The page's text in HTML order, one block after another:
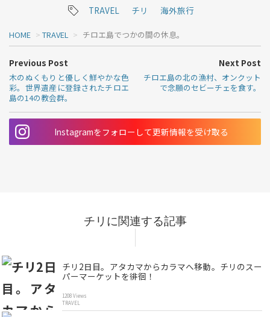
TRAVEL チリ 海外旅行
HOME > TRAVEL > チロエ島でつかの間の休息。
Previous Post
木のぬくもりと優しく鮮やかな色
彩。世界遺産に登録されたチロエ
島の14の教会群。
Next Post
チロエ島の北の漁村、オンクット
で念願のセビーチェを食す。
Instagramをフォローして更新情報を受け取る
チリに関連する記事
チリ2日目。アタカマからカラマへ移動。チリのスー
パーマーケットを徘徊！
1208 Views
TRAVEL